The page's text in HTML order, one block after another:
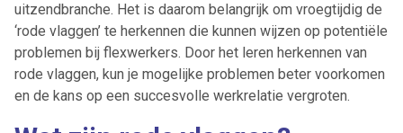
uitzendbranche. Het is daarom belangrijk om vroegtijdig de
‘rode vlaggen’ te herkennen die kunnen wijzen op potentiële
problemen bij flexwerkers. Door het leren herkennen van
rode vlaggen, kun je mogelijke problemen beter voorkomen
en de kans op een succesvolle werkrelatie vergroten.